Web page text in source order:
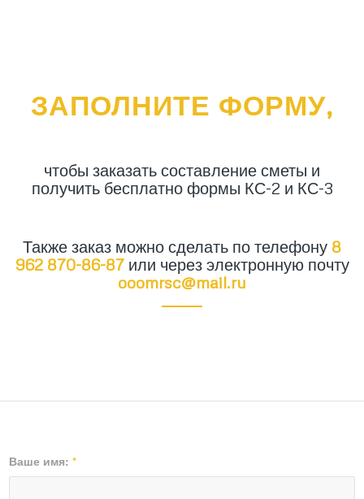
ЗАПОЛНИТЕ ФОРМУ,
чтобы заказать составление сметы и
получить бесплатно формы КС-2 и КС-3
Также заказ можно сделать по телефону 8
962 870-86-87или через электронную почту
ooomrsc@mail.ru
Ваше имя:*